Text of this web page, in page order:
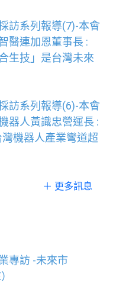
訪系列報導(7)-本會
醫連加恩董事長 :
生技」是台灣未來
訪系列報導(6)-本會
器人黃識忠營運長 :
灣機器人產業彎道超
＋ 更多訊息
專訪 -未來市